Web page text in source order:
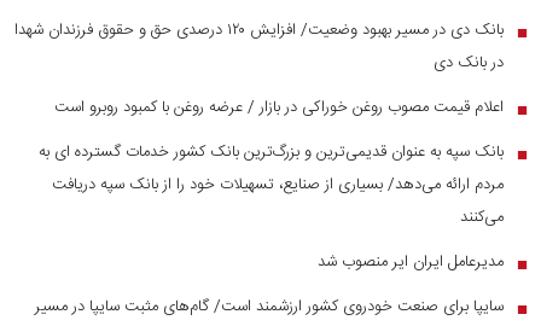
■
بانک دی در مسیر بهبود وضعیت/ افزایش ۱۲۰ درصدی حق و حقوق فرزندان شهدا
در بانک دی
■ اعلام قیمت مصوب روغن خوراکی در بازار / عرضه روغن با کمبود روبرو است
■ بانک سپه به عنوان قدیمی‌ترین و بزرگ‌ترین بانک کشور خدمات گسترده ای به
مردم ارائه می‌دهد/ بسیاری از صنایع، تسهیلات خود را از بانک سپه دریافت
می‌کنند
■ مدیرعامل ایران ایر منصوب شد
■ سایپا برای صنعت خودروی کشور ارزشمند است/ گام‌های مثبت سایپا در مسیر